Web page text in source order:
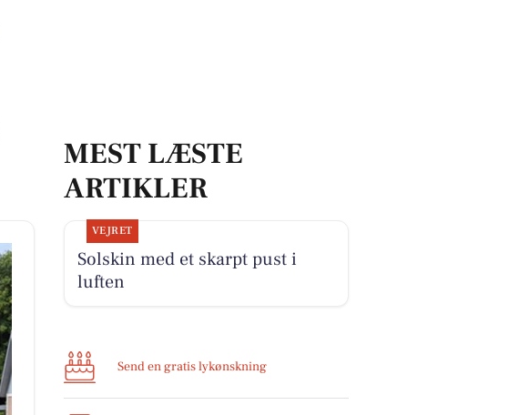
MEST LÆSTE
ARTIKLER
VEJRET
Solskin med et skarpt pust i
luften
Send en gratis lykønskning